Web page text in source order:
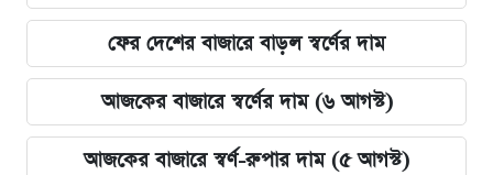
ফের দেশের বাজারে বাড়ল স্বর্ণের দাম
আজকের বাজারে স্বর্ণের দাম (৬ আগস্ট)
আজকের বাজারে স্বর্ণ-রুপার দাম (৫ আগস্ট)